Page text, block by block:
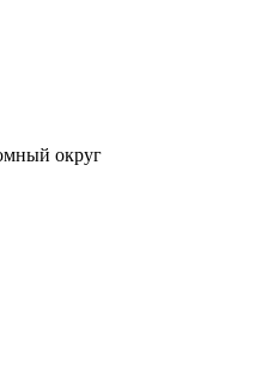
округ